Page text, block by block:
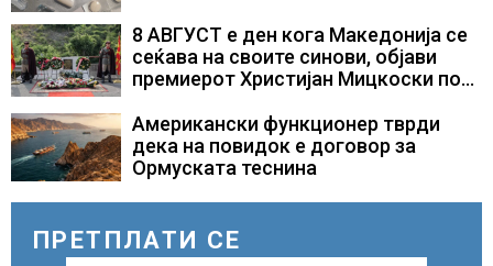
само лекови што навистина им се
потребни
8 АВГУСТ е ден кога Македонија се
сеќава на своите синови, објави
премиерот Христијан Мицкоски по
загинувањето на десетмината
прилепски бранители
Американски функционер тврди
дека на повидок е договор за
Ормуската теснина
ПРЕТПЛАТИ СЕ